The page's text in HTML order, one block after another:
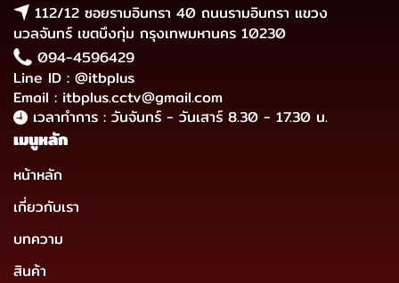
112/12 ซอยรามอินทรา 40 ถนนรามอินทรา แขวง
นวลจันทร์ เขตบึงกุ่ม กรุงเทพมหานคร 10230
094-4596429
Line ID : @itbplus
Email : itbplus.cctv@gmail.com
เวลาทำการ : วันจันทร์ - วันเสาร์ 8.30 - 17.30 น.
เมนูหลัก
หน้าหลัก
เกี่ยวกับเรา
บทความ
สินค้า